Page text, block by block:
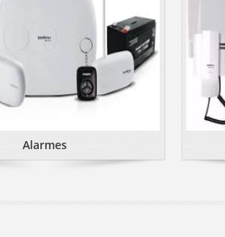
Alarmes